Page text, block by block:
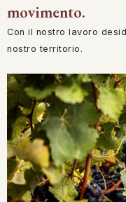
movimento.
Con il nostro lavoro
nostro territorio.